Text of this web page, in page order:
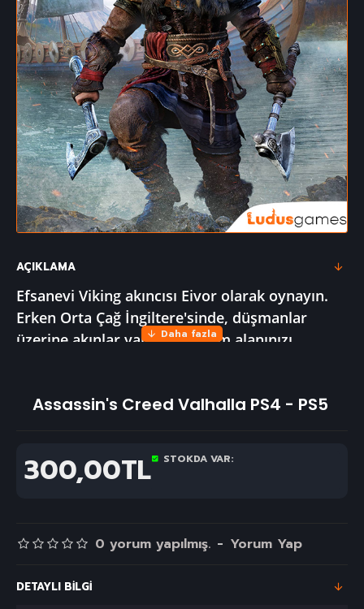
AÇIKLAMA
Efsanevi Viking akıncısı Eivor olarak oynayın.
Erken Orta Çağ İngiltere'sinde, düşmanlar
üzerine akınlar yapın, yerleşim alanınızı
edinin..​​Hemen Assassin's Creed Valhalla PS4
Assassin's Creed Valhalla PS4 - PS5
0 yorum yapılmış. - Yorum Yap
300,00TL STOKDA VAR:
DETAYLI BILGI